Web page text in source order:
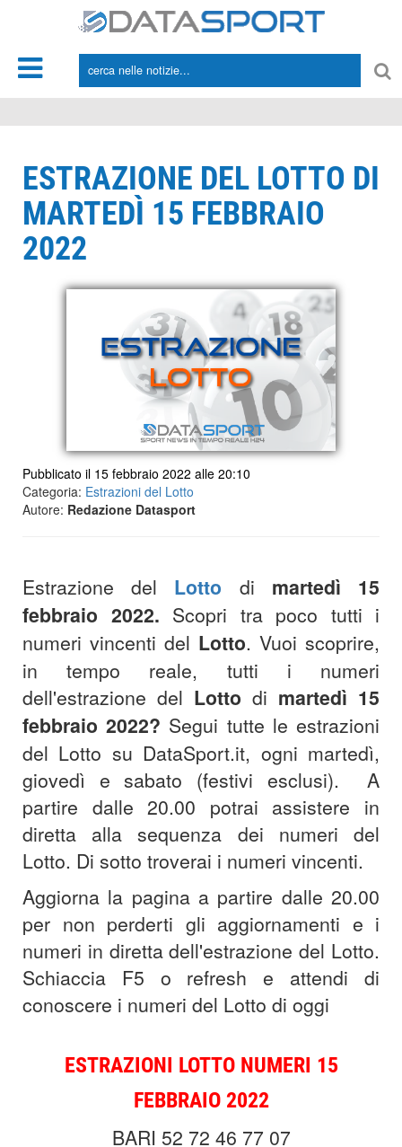
ESTRAZIONE DEL LOTTO DI
MARTEDÌ 15 FEBBRAIO
2022
Pubblicato il 15 febbraio 2022 alle 20:10
Categoria: Estrazioni del Lotto
Autore: Redazione Datasport
Estrazione del Lotto di martedì 15
febbraio 2022. Scopri tra poco tutti i
numeri vincenti del Lotto. Vuoi scoprire,
in tempo reale, tutti i numeri
dell'estrazione del Lotto di martedì 15
febbraio 2022? Segui tutte le estrazioni
del Lotto su DataSport.it, ogni martedì,
giovedì e sabato (festivi esclusi). A
partire dalle 20.00 potrai assistere in
diretta alla sequenza dei numeri del
Lotto. Di sotto troverai i numeri vincenti.
Aggiorna la pagina a partire dalle 20.00
per non perderti gli aggiornamenti e i
numeri in diretta dell'estrazione del Lotto.
Schiaccia F5 o refresh e attendi di
conoscere i numeri del Lotto di oggi
ESTRAZIONI LOTTO NUMERI 15
FEBBRAIO 2022
BARI 52 72 46 77 07